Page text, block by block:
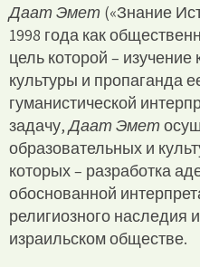
Даат Эмет («Знание
1998 года как
цель которой –
культуры и пропаганда
гуманистической
задачу,Даат Эмет
образовательных и
которых – разработка
обоснованной
религиозного наследия
израильском обществе.